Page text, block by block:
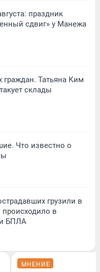
праздник
сдвиг» у Манежа
Татьяна Ким
склады
Что известно о
грузили в
в
БПЛА
МНЕНИЕ